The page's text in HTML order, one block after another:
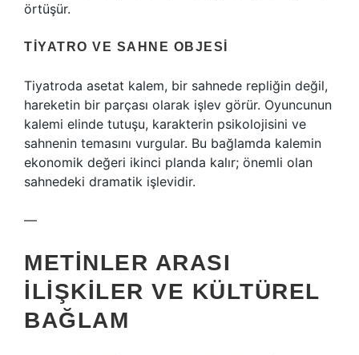
örtüşür.
TIYATRO VE SAHNE OBJESI
Tiyatroda asetat kalem, bir sahnede repliğin değil,
hareketin bir parçası olarak işlev görür. Oyuncunun
kalemi elinde tutuşu, karakterin psikolojisini ve
sahnenin temasını vurgular. Bu bağlamda kalemin
ekonomik değeri ikinci planda kalır; önemli olan
sahnedeki dramatik işlevidir.
—
METINLER ARASI
ILIŞKILER VE KÜLTÜREL
BAĞLAM